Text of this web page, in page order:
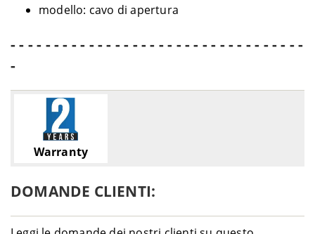
modello: cavo di apertura
- - - - - - - - - - - - - - - - - - - - - - - - - - - - - - - - - -
-
Warranty
DOMANDE CLIENTI: